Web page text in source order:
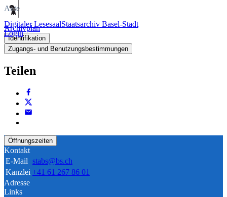
Digitaler LesesaalStaatsarchiv Basel-Stadt
Login
Akte
Archivplan
Identifikation
Zugangs- und Benutzungsbestimmungen
Teilen
Öffnungszeiten
Kontakt
E-Mail stabs@bs.ch
Kanzlei +41 61 267 86 01
Adresse
Links